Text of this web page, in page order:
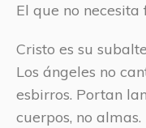
El que no
Cristo es su
Los ángeles no
esbirros. Portan
cuerpos, no almas.